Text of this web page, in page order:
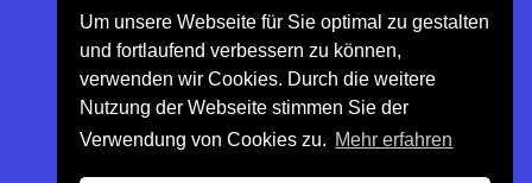
Um unsere Webseite für Sie optimal zu gestalten
und fortlaufend verbessern zu können,
verwenden wir Cookies. Durch die weitere
Nutzung der Webseite stimmen Sie der
Verwendung von Cookies zu. Mehr erfahren